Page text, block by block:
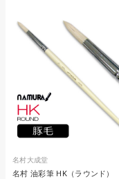
名村大成堂
名村 油彩筆 HK（ラウンド）